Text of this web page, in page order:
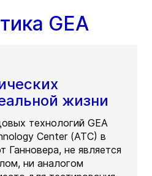
GEA
жизни
технологий GEA
Center (ATC) в
Ганновера, не является
ни аналогом